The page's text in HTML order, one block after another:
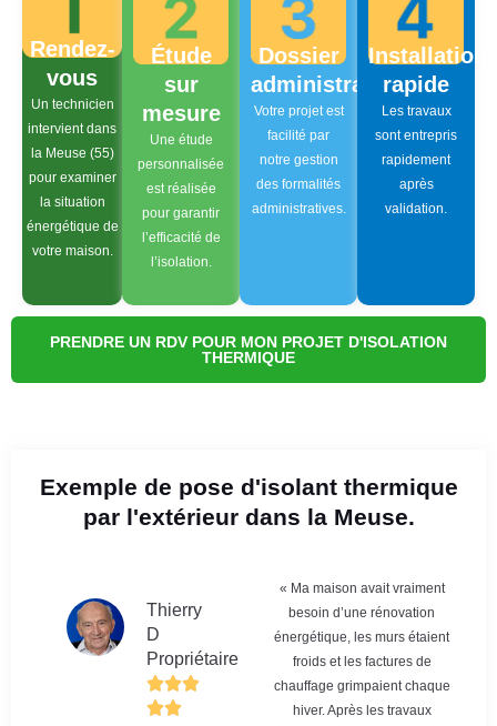
Rendez-
vous
Un technicien
intervient dans
la Meuse (55)
pour examiner
la situation
énergétique de
votre maison.
Étude
sur
mesure
Une étude
personnalisée
est réalisée
pour garantir
l’efficacité de
l’isolation.
Dossier
administratif
Votre projet est
facilité par
notre gestion
des formalités
administratives.
Installation
rapide
Les travaux
sont entrepris
rapidement
après
validation.
PRENDRE UN RDV POUR MON PROJET D'ISOLATION
THERMIQUE
Exemple de pose d'isolant thermique
par l'extérieur dans la Meuse.
Thierry
D
Propriétaire
« Ma maison avait vraiment
besoin d’une rénovation
énergétique, les murs étaient
froids et les factures de
chauffage grimpaient chaque
hiver. Après les travaux